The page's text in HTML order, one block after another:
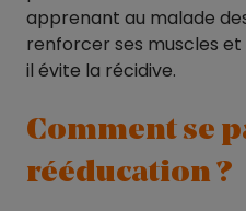
apprenant au malade
renforcer ses muscles
il évite la récidive.
Comment se
rééducation ?